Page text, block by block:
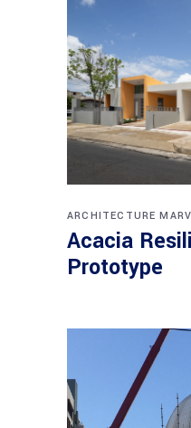
ARCHITECTURE
Acacia
Prototype